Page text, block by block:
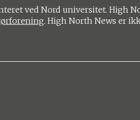
ved Nord universitet. High
. High North News er